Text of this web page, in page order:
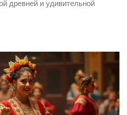
древней и удивительной